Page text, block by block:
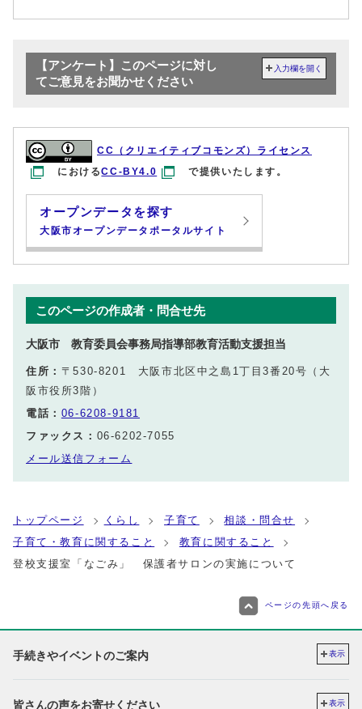
【アンケート】このページに対し
てご意見をお聞かせください
入力欄を開く
CC（クリエイティブコモンズ）ライセンス
におけるCC-BY4.0 で提供いたします。
オープンデータを探す
大阪市オープンデータポータルサイト
このページの作成者・問合せ先
大阪市 教育委員会事務局指導部教育活動支援担当
住所： 〒530-8201 大阪市北区中之島1丁目3番20号（大
阪市役所3階）
電話： 06-6208-9181
ファックス： 06-6202-7055
メール送信フォーム
トップページ くらし 子育て
相談・問合せ
子育て・教育に関すること
教育に関すること
登校支援室「なごみ」 保護者サロンの実施について
ページの先頭へ戻る
手続きやイベントのご案内 表示
皆さんの声をお寄せください 表示